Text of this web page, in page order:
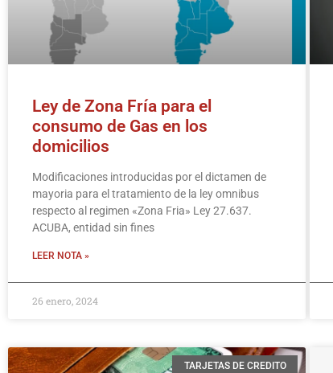
Ley de Zona Fría para el
consumo de Gas en los
domicilios
Modificaciones introducidas por el dictamen de
mayoria para el tratamiento de la ley omnibus
respecto al regimen «Zona Fria» Ley 27.637.
ACUBA, entidad sin fines
LEER NOTA »
26 enero, 2024
TARJETAS DE CREDITO